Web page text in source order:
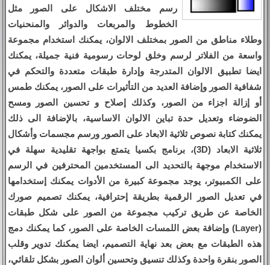
رسم مختلف الاشكال على الصور مثل
الخطوط والمربعات والدوائر والمنحنيات
وطلاء مناطق من الصور بمختلف الالوان، يمكنك استخدام مجموعة
واسعة من الفلاتر لرسم وخلق لوحات رسومية فنية جميلة، يمكنك
ايضا تطبيق الالوان المتدرجة وإدارة طبقات متعددة والتحكم في
شفافية الصور وإضافة العديد من التأثيرات على الصور، يمكنك طمس
أو إزالة اجزاء من الصور، وكذلك إصلاح و تحسين الصور ومسح
الضوضاء وتعديل حدة تباين الالوان الاساسية، بالإضافة الى ذلك
يمكنك كتابة نصوص ثلاثية الابعاد على الصور ورسم مجسمات وأشكال
ثلاثية الابعاد (3D)، برنامج بكسيا يتمتع بواجهة تقليدية سهلة في
الاستخدام موجهة بالتحديد الى المستخدمين المحترفين في الرسم
على الكمبيوتر، يوجد مجموعة كبيرة من الأدوات يمكنك إستخدامها
في تعديل الصور الرقمية بطريقة إحترافية، يمكنك تصميم صورك
الخاصة عن طريق تركيب مجموعة من الصور على شكل طبقات
(Layer) وإضافة بعض اللمسات الخاصة على الصور، كما يمكنك دمج
هذه الطبقات مع بعض بعد نهاية التصميم، ايضا يمكنك تدوير وقلب
الصور بنقرة واحدة وكذلك تنسيق وتحسين ألوان الصور بشكل تلقائي،